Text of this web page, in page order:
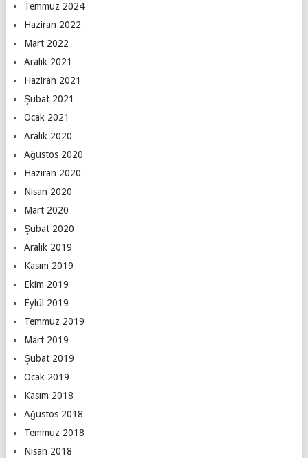
Temmuz 2024
Haziran 2022
Mart 2022
Aralık 2021
Haziran 2021
Şubat 2021
Ocak 2021
Aralık 2020
Ağustos 2020
Haziran 2020
Nisan 2020
Mart 2020
Şubat 2020
Aralık 2019
Kasım 2019
Ekim 2019
Eylül 2019
Temmuz 2019
Mart 2019
Şubat 2019
Ocak 2019
Kasım 2018
Ağustos 2018
Temmuz 2018
Nisan 2018